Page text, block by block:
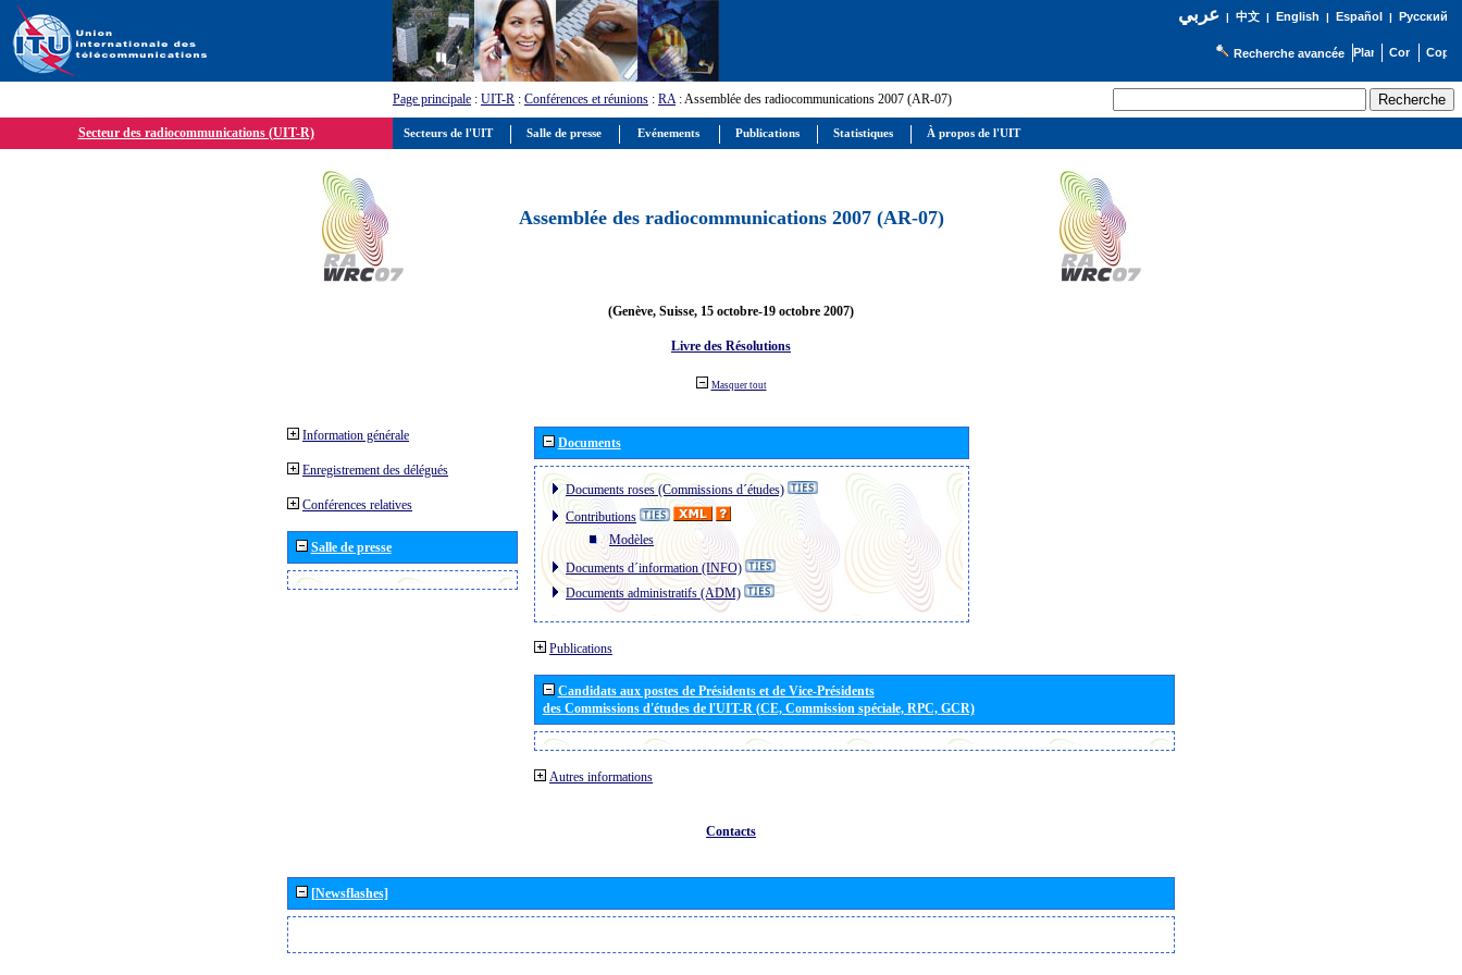
عربي| 中文| English | Español | Русский
Recherche avancée
Page principale : UIT-R : Conférences et réunions : RA: Assemblée des radiocommunications 2007 (AR-07)
Secteur des radiocommunications (UIT-R)
Assemblée des radiocommunications 2007 (AR-07)
(Genève, Suisse, 15 octobre-19 octobre 2007)
Livre des Résolutions
Masquer tout
Information générale
Enregistrement des délégués
Conférences relatives
Salle de presse
Documents
Documents roses (Commissions d´études)
Contributions
Modèles
Documents d´information (INFO)
Documents administratifs (ADM)
Publications
Candidats aux postes de Présidents et de Vice-Présidents
des Commissions d'études de l'UIT-R (CE, Commission spéciale, RPC, GCR)
Autres informations
Contacts
[Newsflashes]
Secteurs de l'UIT Salle de presse Evénements Publications Statistiques À propos de l'UIT